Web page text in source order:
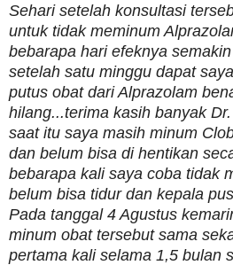
Sehari setelah konsultasi
untuk tidak meminum
bebarapa hari efeknya
setelah satu minggu dapat
putus obat dari Alprazolam
hilang...terima kasih banyak
saat itu saya masih minum
dan belum bisa di hentikan
bebarapa kali saya coba tidak
belum bisa tidur dan kepala
Pada tanggal 4 Agustus
minum obat tersebut sama
pertama kali selama 1,5 bulan